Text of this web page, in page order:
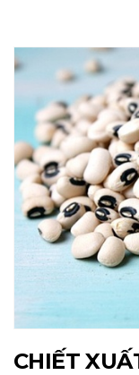
CHIẾT